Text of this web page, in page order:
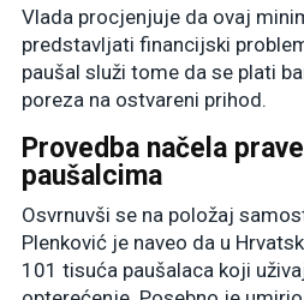
Vlada procjenjuje da ovaj
predstavljati financijski
paušal služi tome da se plati
poreza na ostvareni prihod.
Provedba načela
paušalcima
Osvrnuvši se na položaj
Plenković je naveo da u
101 tisuća paušalaca koji